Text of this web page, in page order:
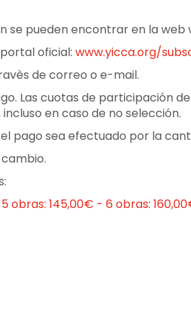
se pueden encontrar en la web
oficial: www.yicca.org/
de correo o e-mail.
Las cuotas de participación
en caso de no selección.
pago sea efectuado por la
obras: 145,00€ - 6 obras: